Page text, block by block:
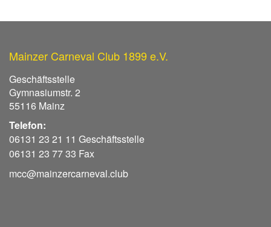
Mainzer Carneval Club 1899 e.V.
Geschäftsstelle
Gymnasiumstr. 2
55116 Mainz
Telefon:
06131 23 21 11 Geschäftsstelle
06131 23 77 33 Fax
mcc@mainzercarneval.club